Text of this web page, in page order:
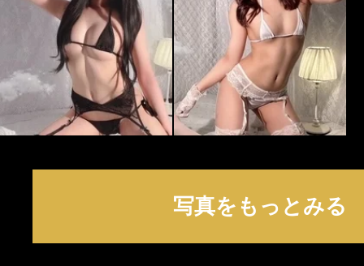
写真をもっとみる